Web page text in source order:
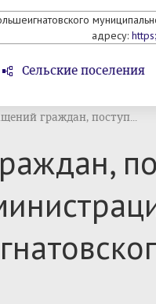
адресу:
Сельские поселения
граждан, поступ...